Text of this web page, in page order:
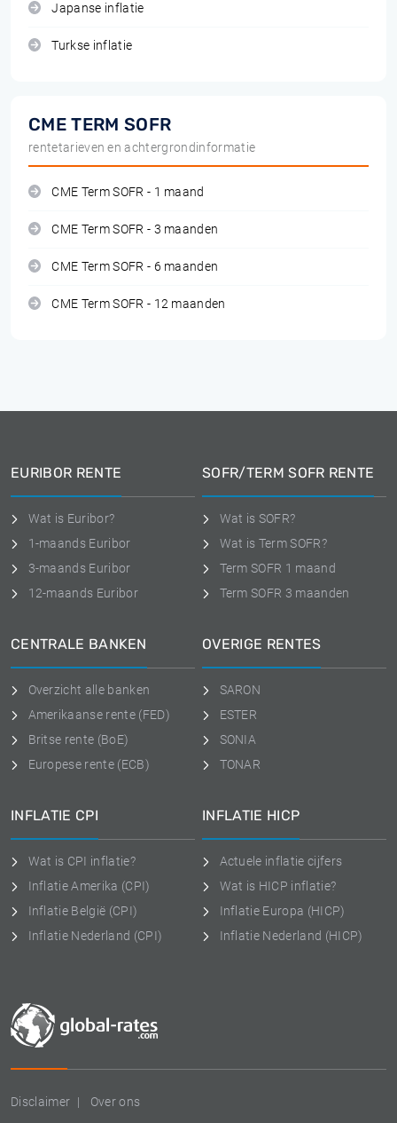
Japanse inflatie
Turkse inflatie
CME TERM SOFR
rentetarieven en achtergrondinformatie
CME Term SOFR - 1 maand
CME Term SOFR - 3 maanden
CME Term SOFR - 6 maanden
CME Term SOFR - 12 maanden
Disclaimer Over ons
EURIBOR RENTE
Wat is Euribor?
1-maands Euribor
3-maands Euribor
12-maands Euribor
SOFR/TERM SOFR RENTE
Wat is SOFR?
Wat is Term SOFR?
Term SOFR 1 maand
Term SOFR 3 maanden
CENTRALE BANKEN
Overzicht alle banken
Amerikaanse rente (FED)
Britse rente (BoE)
Europese rente (ECB)
OVERIGE RENTES
SARON
ESTER
SONIA
TONAR
INFLATIE CPI
Wat is CPI inflatie?
Inflatie Amerika (CPI)
Inflatie België (CPI)
Inflatie Nederland (CPI)
INFLATIE HICP
Actuele inflatie cijfers
Wat is HICP inflatie?
Inflatie Europa (HICP)
Inflatie Nederland (HICP)